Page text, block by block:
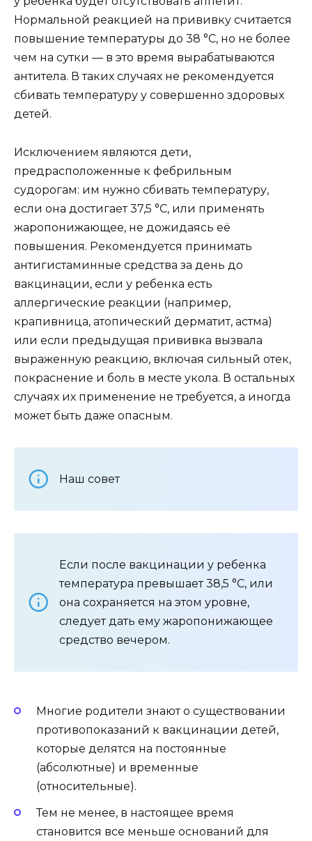
Нормальной реакцией на прививку считается
повышение температуры до 38 °C, но не более
чем на сутки — в это время вырабатываются
антитела. В таких случаях не рекомендуется
сбивать температуру у совершенно здоровых
детей.
Исключением являются дети,
предрасположенные к фебрильным
судорогам: им нужно сбивать температуру,
если она достигает 37,5 °C, или применять
жаропонижающее, не дожидаясь её
повышения. Рекомендуется принимать
антигистаминные средства за день до
вакцинации, если у ребенка есть
аллергические реакции (например,
крапивница, атопический дерматит, астма)
или если предыдущая прививка вызвала
выраженную реакцию, включая сильный отек,
покраснение и боль в месте укола. В остальных
случаях их применение не требуется, а иногда
может быть даже опасным.
Наш совет
Если после вакцинации у ребенка
температура превышает 38,5 °C, или
она сохраняется на этом уровне,
следует дать ему жаропонижающее
средство вечером.
Многие родители знают о существовании
противопоказаний к вакцинации детей,
которые делятся на постоянные
(абсолютные) и временные
(относительные).
Тем не менее, в настоящее время
становится все меньше оснований для